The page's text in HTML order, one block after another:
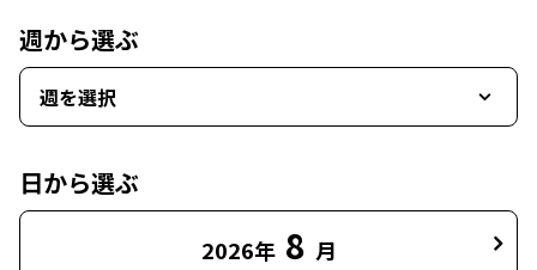
週から選ぶ
週を選択
日から選ぶ
2026年 8 月